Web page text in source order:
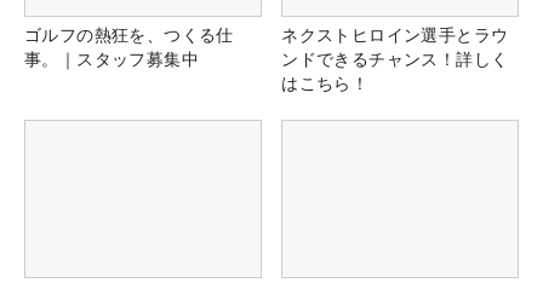
ゴルフの熱狂を、つくる仕
事。｜スタッフ募集中
ネクストヒロイン選手とラウ
ンドできるチャンス！詳しく
はこちら！